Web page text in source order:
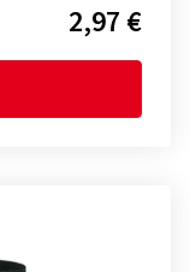
2,97 €